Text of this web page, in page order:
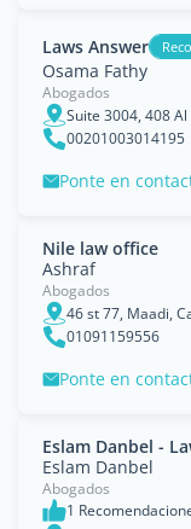
Laws Answer
Osama Fathy
Abogados
Suite 3004, 408
00201003014195
Ponte en
Nile law office
Ashraf
Abogados
46 st 77, Maadi,
01091159556
Ponte en
Eslam Danbel -
Eslam Danbel
Abogados
1